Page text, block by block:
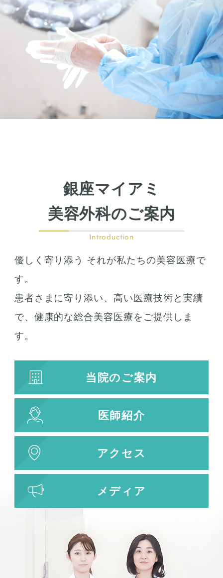
銀座マイアミ
美容外科のご案内
Introduction
優しく寄り添う それが私たちの美容医療で
す。
患者さまに寄り添い、高い医療技術と実績
で、健康的な総合美容医療をご提供しま
す。
当院のご案内
医師紹介
アクセス
メディア